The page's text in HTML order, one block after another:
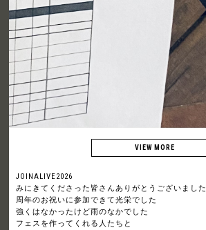
JOINALIVE2026
みにきてくださった皆さんありがとうございました
周年のお祝いに参加できて光栄でした
強くはなかったけど雨のなかでした
フェスを作ってくれる人たちと